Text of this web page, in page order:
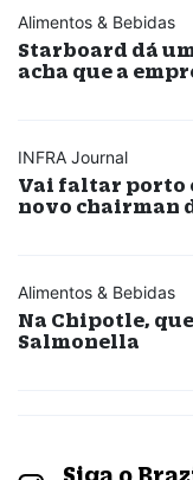
Alimentos & Bebidas
Starboard dá
acha que a
INFRA Journal
Vai faltar porto
novo chairman
Alimentos & Bebidas
Na Chipotle,
Salmonella
Siga o